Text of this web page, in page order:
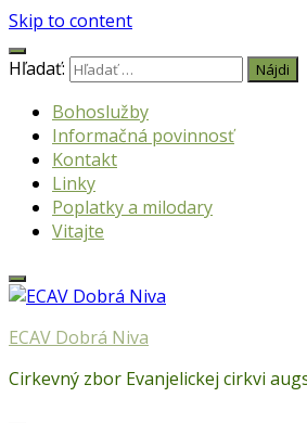
Skip to content
Hľadať:
Bohoslužby
Informačná povinnosť
Kontakt
Linky
Poplatky a milodary
Vitajte
ECAV Dobrá Niva
Cirkevný zbor Evanjelickej cirkvi